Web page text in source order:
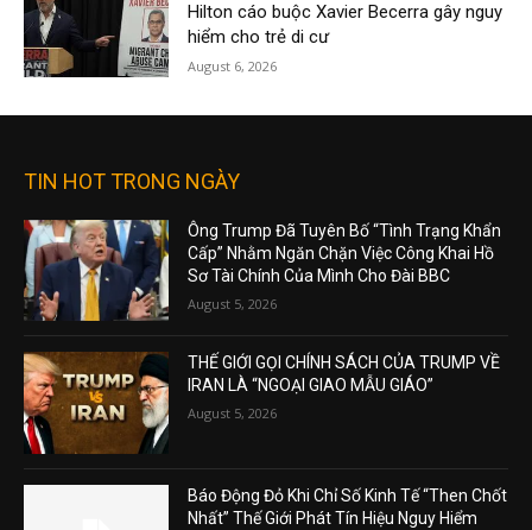
Hilton cáo buộc Xavier Becerra gây nguy
hiểm cho trẻ di cư
August 6, 2026
TIN HOT TRONG NGÀY
Ông Trump Đã Tuyên Bố “Tình Trạng Khẩn
Cấp” Nhằm Ngăn Chặn Việc Công Khai Hồ
Sơ Tài Chính Của Mình Cho Đài BBC
August 5, 2026
THẾ GIỚI GỌI CHÍNH SÁCH CỦA TRUMP VỀ
IRAN LÀ “NGOẠI GIAO MẪU GIÁO”
August 5, 2026
Báo Động Đỏ Khi Chỉ Số Kinh Tế “Then Chốt
Nhất” Thế Giới Phát Tín Hiệu Nguy Hiểm